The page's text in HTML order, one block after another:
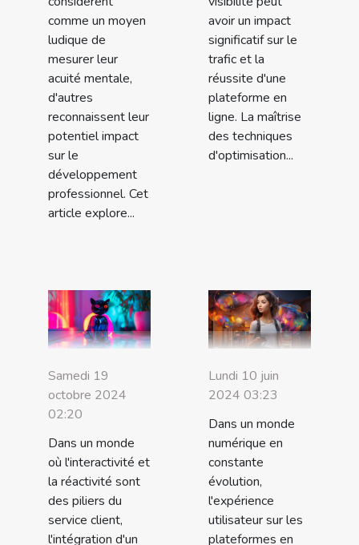
comme un moyen
ludique de
mesurer leur
acuité mentale,
d'autres
reconnaissent leur
potentiel impact
sur le
développement
professionnel. Cet
article explore...
avoir un impact
significatif sur le
trafic et la
réussite d'une
plateforme en
ligne. La maîtrise
des techniques
d'optimisation...
Samedi 19
octobre 2024
02:20
Dans un monde
où l'interactivité et
la réactivité sont
des piliers du
service client,
l'intégration d'un
Lundi 10 juin
2024 03:23
Dans un monde
numérique en
constante
évolution,
l'expérience
utilisateur sur les
plateformes en